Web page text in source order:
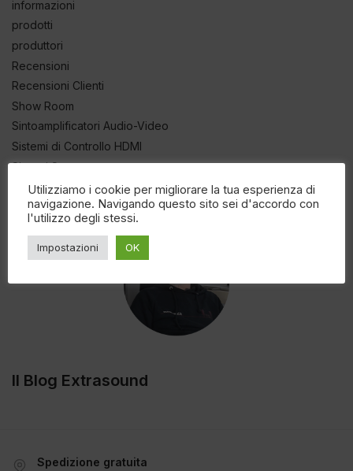
informazioni
prodotti
produttori
Recensioni
Recensioni Clienti
Show Room
Sintoamplificatori Audio-Video
Sistemi di Controllo HDMI
Sistemi Stereo
Il Blog Extrasound
Spedizione gratuita
Utilizziamo i cookie per migliorare la tua esperienza di
navigazione. Navigando questo sito sei d'accordo con
l'utilizzo degli stessi.
Impostazioni OK